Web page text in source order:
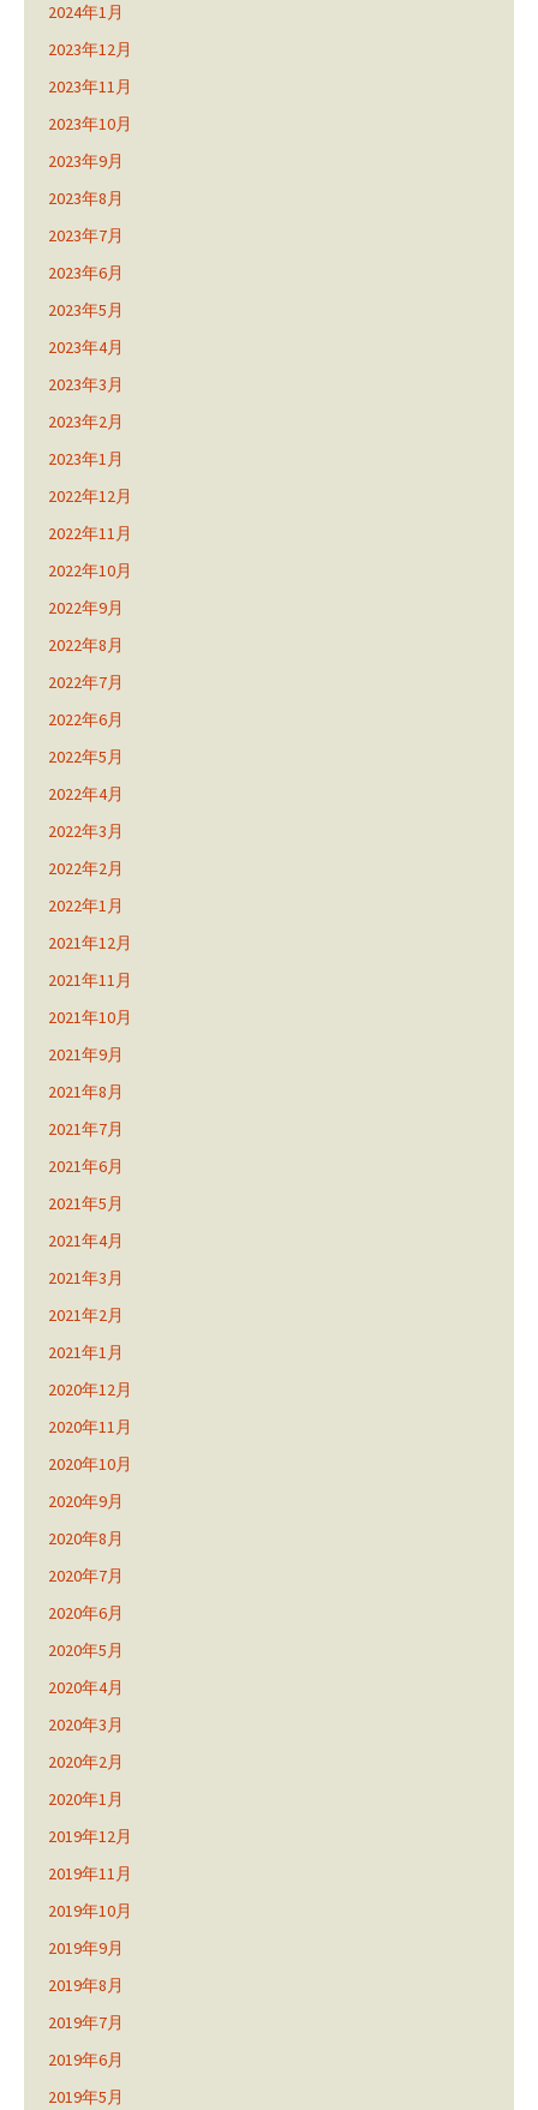
2024年1月
2023年12月
2023年11月
2023年10月
2023年9月
2023年8月
2023年7月
2023年6月
2023年5月
2023年4月
2023年3月
2023年2月
2023年1月
2022年12月
2022年11月
2022年10月
2022年9月
2022年8月
2022年7月
2022年6月
2022年5月
2022年4月
2022年3月
2022年2月
2022年1月
2021年12月
2021年11月
2021年10月
2021年9月
2021年8月
2021年7月
2021年6月
2021年5月
2021年4月
2021年3月
2021年2月
2021年1月
2020年12月
2020年11月
2020年10月
2020年9月
2020年8月
2020年7月
2020年6月
2020年5月
2020年4月
2020年3月
2020年2月
2020年1月
2019年12月
2019年11月
2019年10月
2019年9月
2019年8月
2019年7月
2019年6月
2019年5月